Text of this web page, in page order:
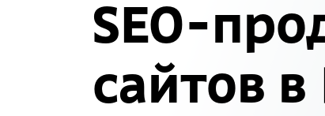
SEO-
сайтов